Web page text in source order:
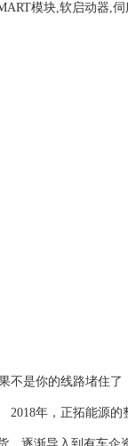
模块,软启动器,
是你的线路堵住了
年，正拓能源的